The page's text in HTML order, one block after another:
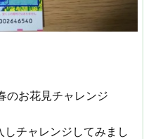
のお花見チャレンジ
チャレンジしてみまし